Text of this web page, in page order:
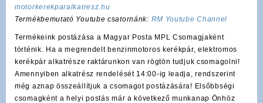
motorkerekparalkatresz.hu
Termékbemutató Youtube csatornánk: RM Youtube Channel
Termékeink postázása a Magyar Posta MPL Csomagjaként
történik. Ha a megrendelt benzinmotoros kerékpár, elektromos
kerékpár alkatrésze raktárunkon van rögtön tudjuk csomagolni!
Amennyiben alkatrész rendelését 14:00-ig leadja, rendszerint
még aznap összeállítjuk a csomagot postázására! Elsőbbségi
csomagként a helyi postás már a következő munkanap Önhöz